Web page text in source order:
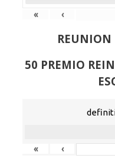
« ‹
REUNION
50 PREMIO
« ‹